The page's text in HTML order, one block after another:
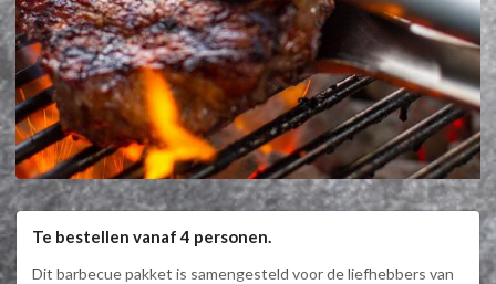
Te bestellen vanaf 4 personen.
Dit barbecue pakket is samengesteld voor de liefhebbers van